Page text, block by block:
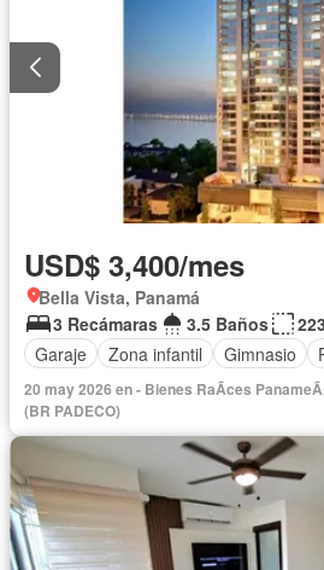
USD$ 3,400/mes
Bella Vista, Panamá
3 Recámaras
3.5 Baños
Garaje
Zona infantil Gimnasio
20 may 2026 en - Bienes RaÃ­ces
(BR PADECO)